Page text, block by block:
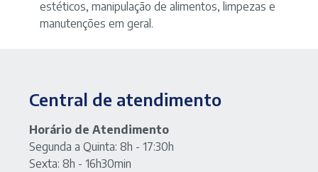
estéticos, manipulação de alimentos, limpezas e
manutenções em geral.
Central de atendimento
Horário de Atendimento
Segunda a Quinta: 8h - 17:30h
Sexta: 8h - 16h30min